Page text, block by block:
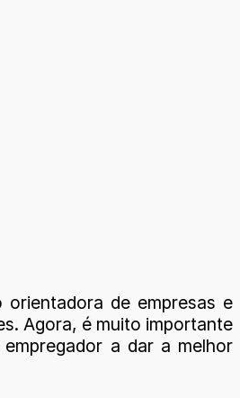
de empresas e
Agora, é muito importante
a dar a melhor